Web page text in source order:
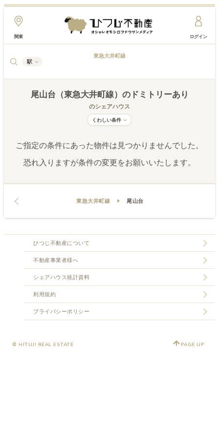
関東 ログイン
駅
東急大井町線
尾山台（東急大井町線） のドミトリーあり
のシェアハウス
くわしい条件
ご指定の条件にあった物件は見つかりませんでした。
恐れ入りますが条件の変更をお願いいたします。
東急大井町線 尾山台
ひつじ不動産について
不動産事業者様へ
シェアハウス統計資料
利用規約
プライバシーポリシー
© HITUJI REAL ESTATE PAGE UP